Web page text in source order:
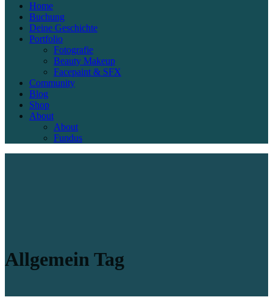
Home
Buchung
Deine Geschichte
Portfolio
Fotografie
Beauty Makeup
Facepaint & SFX
Community
Blog
Shop
About
About
Fundus
Allgemein Tag